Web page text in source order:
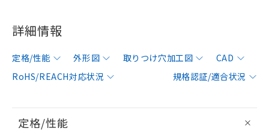
詳細情報
定格/性能 外形図 取りつけ穴加工図
CAD
RoHS/REACH対応状況
規格認証/適合状況
定格/性能